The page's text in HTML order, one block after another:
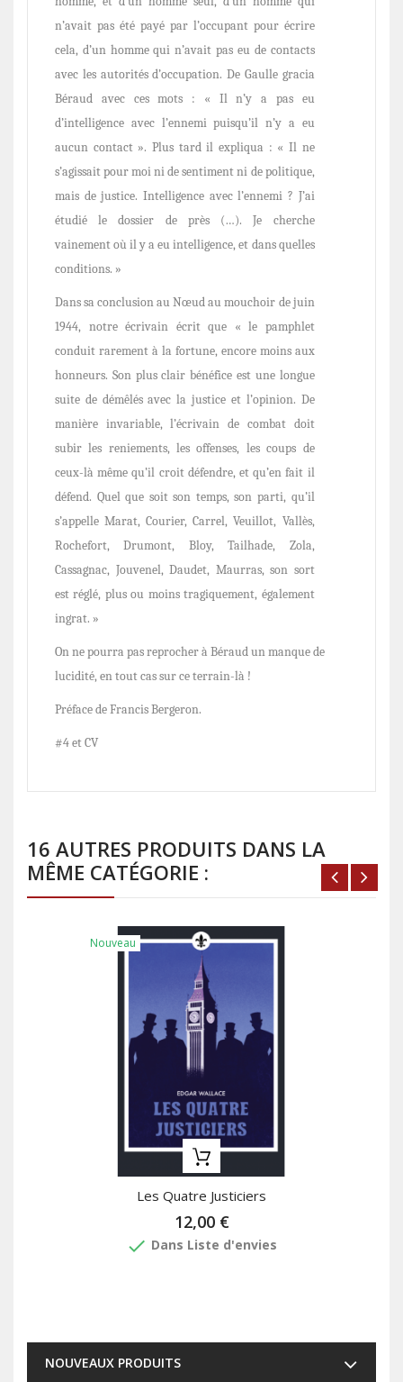
n’avait pas été payé par l’occupant pour écrire
cela, d’un homme qui n’avait pas eu de con­tacts
avec les autorités d’occupation. De Gaulle gracia
Béraud avec ces mots : « Il n’y a pas eu
d’intelligence avec l’ennemi puisqu’il n’y a eu
aucun contact ». Plus tard il expliqua : « Il ne
s’agissait pour moi ni de sentiment ni de politique,
mais de justice. Intelligence avec l’ennemi ? J’ai
étudié le dossier de près (…). Je cherche
vainement où il y a eu intelligence, et dans quelles
conditions. »
Dans sa conclusion au Nœud au mouchoir de juin
1944, notre écrivain écrit que « le pamphlet
conduit rarement à la fortune, encore moins aux
honneurs. Son plus clair bénéfice est une longue
suite de démêlés avec la justice et l’opinion. De
manière invariable, l’écrivain de combat doit
subir les reniements, les offenses, les coups de
ceux-là même qu’il croit défendre, et qu’en fait il
défend. Quel que soit son temps, son parti, qu’il
s’appelle Marat, Courier, Carrel, Veuillot, Vallès,
Rochefort, Drumont, Bloy, Tailhade, Zola,
Cassagnac, Jouvenel, Daudet, Maurras, son sort
est réglé, plus ou moins tragiquement, également
ingrat. »
On ne pourra pas reprocher à Béraud un manque de
lucidité, en tout cas sur ce terrain-là !
Préface de Francis Bergeron.
#4 et CV
16 AUTRES PRODUITS DANS LA
MÊME CATÉGORIE :
Nouveau
Les Quatre Justiciers
12,00 €
done Dans Liste d'envies
NOUVEAUX PRODUITS